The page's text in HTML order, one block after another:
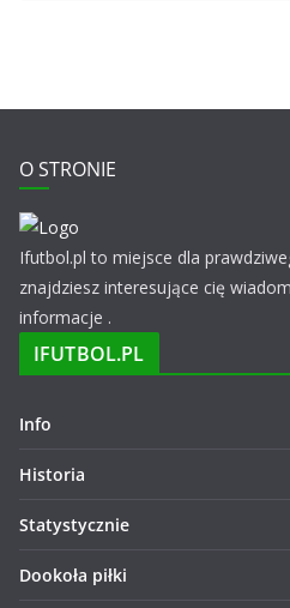
O STRONIE
Ifutbol.pl to miejsce dla
znajdziesz interesujące cię
informacje .
IFUTBOL.PL
Info
Historia
Statystycznie
Dookoła piłki